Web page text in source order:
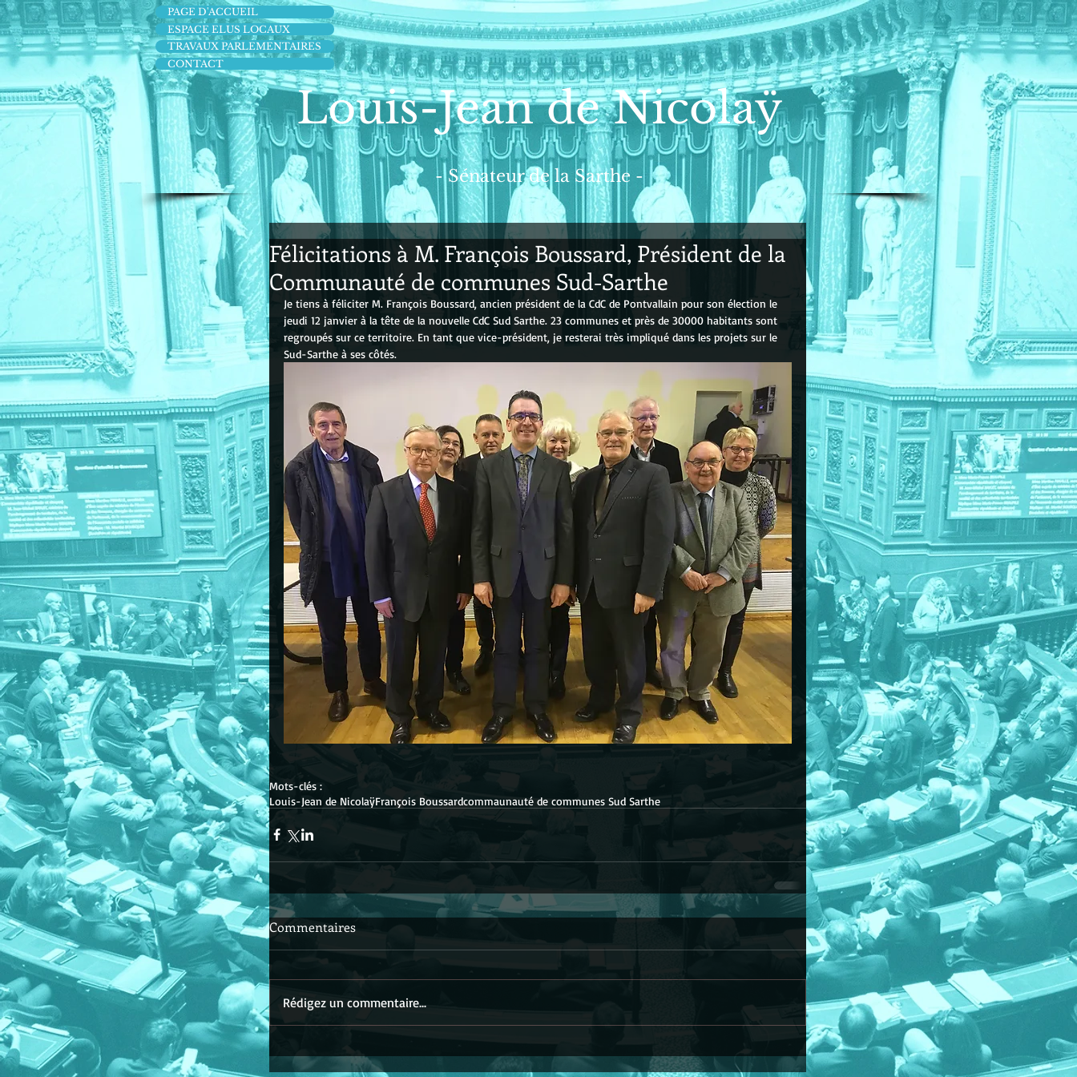
PAGE D'ACCUEIL
ESPACE ELUS LOCAUX
TRAVAUX PARLEMENTAIRES
CONTACT
Louis-Jean de Nicolaÿ
- Sénateur de la Sarthe -
Félicitations à M. François Boussard, Président de la
Communauté de communes Sud-Sarthe
Je tiens à féliciter M. François Boussard, ancien président de la CdC de Pontvallain pour son élection le
jeudi 12 janvier à la tête de la nouvelle CdC Sud Sarthe. 23 communes et près de 30000 habitants sont
regroupés sur ce territoire. En tant que vice-président, je resterai très impliqué dans les projets sur le
Sud-Sarthe à ses côtés.
Mots-clés :
Louis-Jean de NicolaÿFrançois Boussardcommaunauté de communes Sud Sarthe
Commentaires
Rédigez un commentaire...